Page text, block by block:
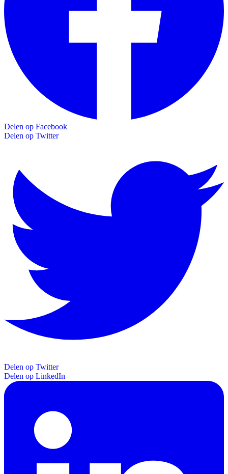
Delen op Facebook
Delen op Twitter
Delen op Twitter
Delen op LinkedIn